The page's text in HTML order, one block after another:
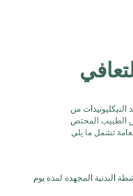
من
الطبيب المختص
تشمل ما يلي
المجهدة لمدة يوم